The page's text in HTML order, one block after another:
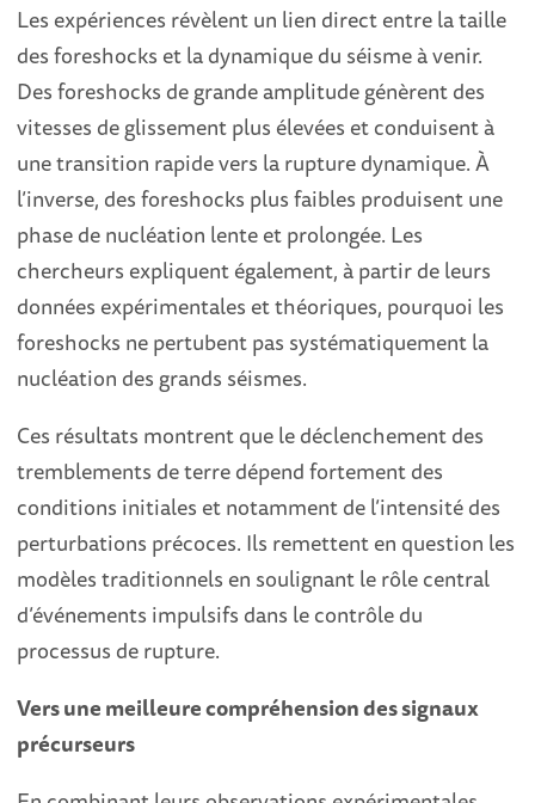
Les expériences révèlent un lien direct entre la taille
des foreshocks et la dynamique du séisme à venir.
Des foreshocks de grande amplitude génèrent des
vitesses de glissement plus élevées et conduisent à
une transition rapide vers la rupture dynamique. À
l’inverse, des foreshocks plus faibles produisent une
phase de nucléation lente et prolongée. Les
chercheurs expliquent également, à partir de leurs
données expérimentales et théoriques, pourquoi les
foreshocks ne pertubent pas systématiquement la
nucléation des grands séismes.
Ces résultats montrent que le déclenchement des
tremblements de terre dépend fortement des
conditions initiales et notamment de l’intensité des
perturbations précoces. Ils remettent en question les
modèles traditionnels en soulignant le rôle central
d’événements impulsifs dans le contrôle du
processus de rupture.
Vers une meilleure compréhension des signaux
précurseurs